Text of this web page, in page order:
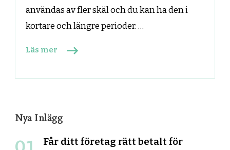
användas av fler skäl och du kan ha den i
kortare och längre perioder. …
Läs mer
Nya Inlägg
Får ditt företag rätt betalt för